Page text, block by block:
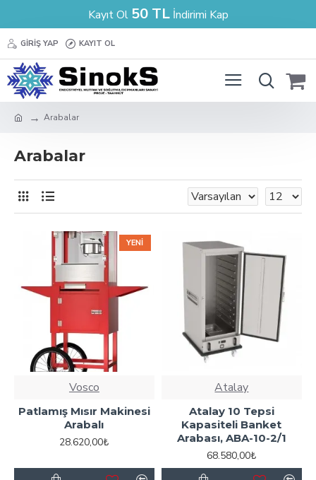
Kayıt Ol 50 TLİndirimi Kap
GIRIŞ YAP KAYIT OL
Arabalar
Arabalar
YENI
Vosco
Patlamış Mısır Makinesi
Arabalı
28.620,00₺
Atalay
Atalay 10 Tepsi
Kapasiteli Banket
Arabası, ABA-10-2/1
68.580,00₺